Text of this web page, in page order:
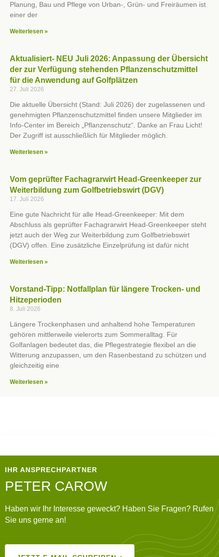
Planung, Bau und Pflege von Urban-, Grün- und Freiräumen ist
einer der
Weiterlesen »
Aktualisiert- NEU Juli 2026: Anpassung der Übersicht
der zur Verfügung stehenden Pflanzenschutzmittel
für die Anwendung auf Golfplätzen
27. Juli 2026
Die aktuelle Übersicht (Stand: Juli 2026) der zugelassenen und
genehmigten Pflanzenschutzmittel finden unsere Mitglieder im
Info-Center im Bereich „Pflanzenschutz“. Danke an Frau Licht!
Der Zugriff ist ausschließlich für Mitglieder möglich.
Weiterlesen »
Vom geprüfter Fachagrarwirt Head-Greenkeeper zur
Weiterbildung zum Golfbetriebswirt (DGV)
17. Juli 2026
Eine gute Nachricht für alle Head-Greenkeeper: Mit dem
Abschluss als geprüfter Fachagrarwirt Head-Greenkeeper steht
jetzt auch der Weg zur Weiterbildung zum Golfbetriebswirt
(DGV) offen. Eine zusätzliche Einzelprüfung ist dafür nicht
Weiterlesen »
Vorstand-Tipp: Notfallplan für längere Trocken- und
Hitzeperioden
8. Juli 2026
Längere Trockenphasen und anhaltend hohe Temperaturen
gehören mittlerweile vielerorts zum Sommeralltag. Für
Golfanlagen bedeutet das, die Pflegestrategie flexibel an die
Witterung anzupassen, um den Rasenbestand zu schützen und
gleichzeitig eine
Weiterlesen »
IHR ANSPRECHPARTNER
PETER CAROW
Haben wir Ihr Interesse geweckt? Haben Sie Fragen? Rufen
Sie uns gerne an!